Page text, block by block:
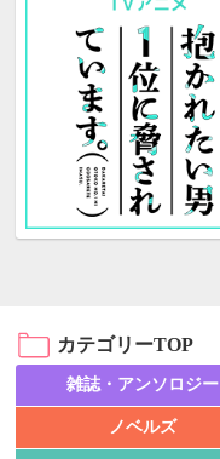
カテゴリーTOP
雑誌・アンソロジー
ノベルズ